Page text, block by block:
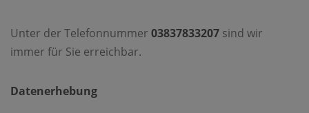
Unter der Telefonnummer 03837833207 sind wir
immer für Sie erreichbar.
Datenerhebung